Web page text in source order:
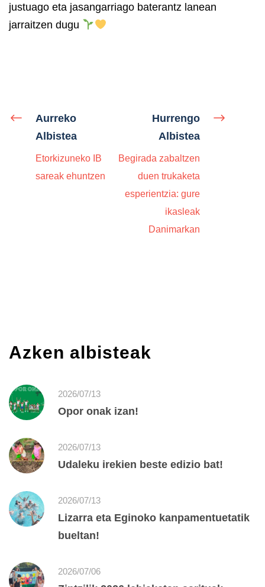
justuago eta jasangarriago baterantz lanean
jarraitzen dugu
Aurreko
Albistea
Etorkizuneko IB
sareak ehuntzen
Hurrengo
Albistea
Begirada zabaltzen
duen trukaketa
esperientzia: gure
ikasleak
Danimarkan
Azken albisteak
2026/07/13
Opor onak izan!
2026/07/13
Udaleku irekien beste edizio bat!
2026/07/13
Lizarra eta Eginoko kanpamentuetatik
bueltan!
2026/07/06